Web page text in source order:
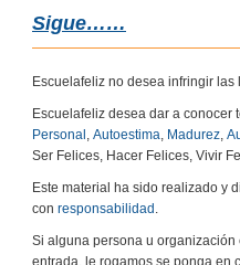
Sigue……
Escuelafeliz no desea infringir
Escuelafeliz desea dar a
Personal Autoestima Madurez
Ser Felices, Hacer Felices, Vivir
Este material ha sido realizado y
con responsabilidad
Si alguna persona u
entrada, le rogamos se ponga en